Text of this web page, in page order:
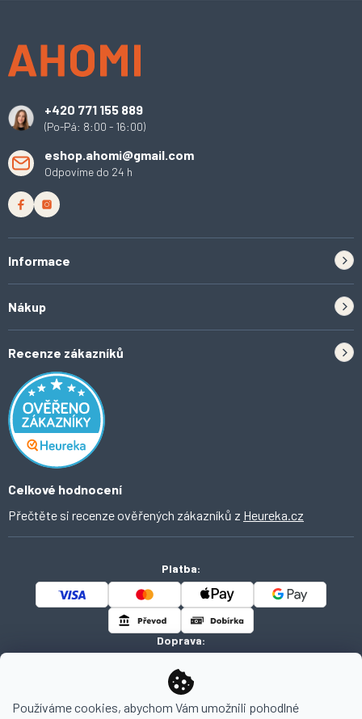
Používáme cookies, abychom Vám umožnili pohodlné
+420 771 155 889
(Po-Pá: 8:00 - 16:00)
eshop.ahomi@gmail.com
Odpovíme do 24 h
Informace
Tipy do kuchyně
Inspirace a trendy
Domácí vychytávky
O Ahomi
Nákup
Odstoupení od smlouvy
Obchodní podmínky
Ochrana osobních údajů
Recenze zákazníků
Celkové hodnocení
Přečtěte si recenze ověřených zákazníků z Heureka.cz
Platba:
Doprava: